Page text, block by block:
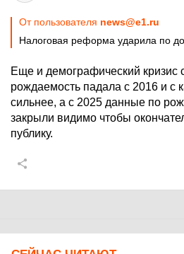
От пользователя news@e1.ru
Налоговая реформа ударила по
Еще и демографический кризис
рождаемость падала с 2016 и с
сильнее, а с 2025 данные по
закрыли видимо чтобы
публику.